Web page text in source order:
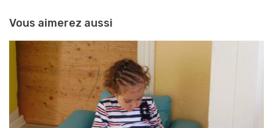
articles
Vous aimerez aussi